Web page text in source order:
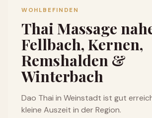
WOHLBEFINDEN
Thai Massage
Fellbach, Kernen,
Remshalden &
Winterbach
Dao Thai in Weinstadt ist gut
kleine Auszeit in der Region.